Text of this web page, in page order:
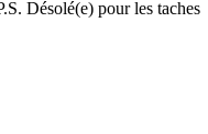
Désolé(e) pour les taches